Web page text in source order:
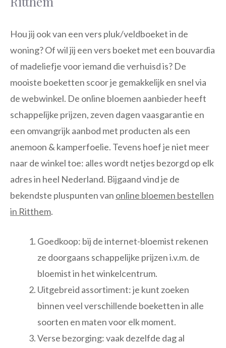
Hou jij ook van een vers pluk/veldboeket in de
woning? Of wil jij een vers boeket met een bouvardia
of madeliefje voor iemand die verhuisd is? De
mooiste boeketten scoor je gemakkelijk en snel via
de webwinkel. De online bloemen aanbieder heeft
schappelijke prijzen, zeven dagen vaasgarantie en
een omvangrijk aanbod met producten als een
anemoon & kamperfoelie. Tevens hoef je niet meer
naar de winkel toe: alles wordt netjes bezorgd op elk
adres in heel Nederland. Bijgaand vind je de
bekendste pluspunten van online bloemen bestellen
in Ritthem.
Goedkoop: bij de internet-bloemist rekenen
ze doorgaans schappelijke prijzen i.v.m. de
bloemist in het winkelcentrum.
Uitgebreid assortiment: je kunt zoeken
binnen veel verschillende boeketten in alle
soorten en maten voor elk moment.
Verse bezorging: vaak dezelfde dag al